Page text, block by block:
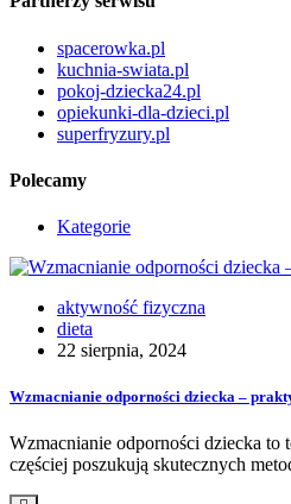
spacerowka.pl
kuchnia-swiata.pl
pokoj-dziecka24.pl
opiekunki-dla-dzieci.pl
superfryzury.pl
Polecamy
Kategorie
aktywność fizyczna
dieta
22 sierpnia, 2024
Wzmacnianie odporności dziecka –
Wzmacnianie odporności dziecka to
częściej poszukują skutecznych